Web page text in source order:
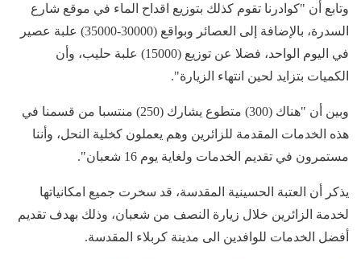
وتابع أن "كوادرنا تقوم كذلك بتوزيع اقداح الماء في موقع شارع
السدرة، بالإضافة إلى العصائر وبواقع (30000-35000) علبة عصير
في اليوم الواحد، فضلا عن توزيع (15000) علبة حليب، وأن
الكميات بتزايد لحين انتهاء الزيارة".
وبين أن "هناك (300) متطوع يشارك (250) منتسبا من قسمنا في
هذه الخدمات المقدمة للزائرين وهم يعملون كخلية النحل، وأننا
مستمرون في تقديم الخدمات ولغاية يوم 16 شعبان".
يذكر أن العتبة الحسينية المقدسة، قد سخرت جميع امكانياتها
لخدمة الزائرين خلال زيارة النصف من شعبان، وذلك بهدف تقديم
أفضل الخدمات للوافدين الى مدينة كربلاء المقدسة.